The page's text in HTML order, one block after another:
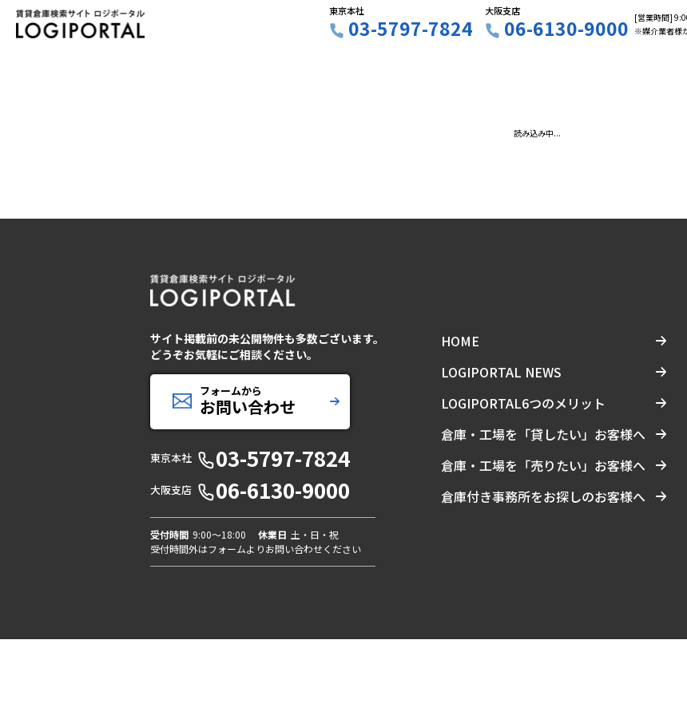
東京本社
03-5797-7824
大阪支店
06-6130-9000 [営業時間]
※媒介業者様
読み込み中...
サイト掲載前の未公開物件も多数ございます。
どうぞお気軽にご相談ください。
フォームから
お問い合わせ
東京本社 03-5797-7824
大阪支店 06-6130-9000
受付時間 9:00〜18:00 休業日 土・日・祝
受付時間外はフォームよりお問い合わせください
HOME
LOGIPORTAL NEWS
LOGIPORTAL6つのメリット
倉庫・工場を「貸したい」お客様へ
倉庫・工場を「売りたい」お客様へ
倉庫付き事務所をお探しのお客様へ